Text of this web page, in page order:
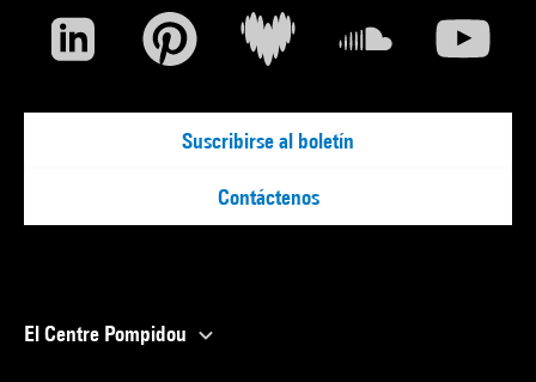
Suscribirse al boletín
Contáctenos
El Centre Pompidou